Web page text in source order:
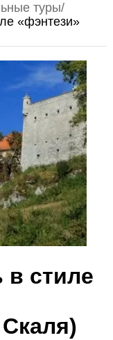
туры/
«фэнтези»
в стиле